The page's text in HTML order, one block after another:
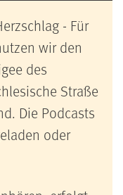
- Für
wir den
des
Straße
Die Podcasts
oder